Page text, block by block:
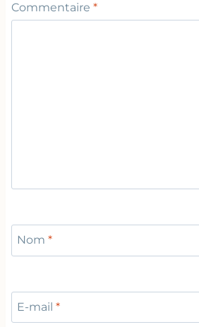
Commentaire *
Nom *
E-mail *